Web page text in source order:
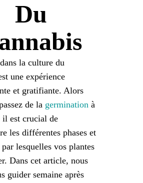
patrimoine génétique des
Caraïbes
Du
la culture du
une expérience
et gratifiante. Alors
de la germination à
il est crucial de
les différentes phases et
lesquelles vos plantes
Dans cet article, nous
guider semaine après